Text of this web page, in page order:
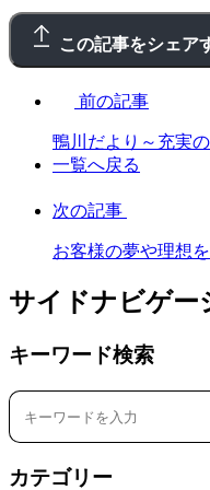
この記事をシェア
前の記事
鴨川だより～充実
一覧へ戻る
次の記事
お客様の夢や理想
サイドナビゲー
キーワード検索
カテゴリー